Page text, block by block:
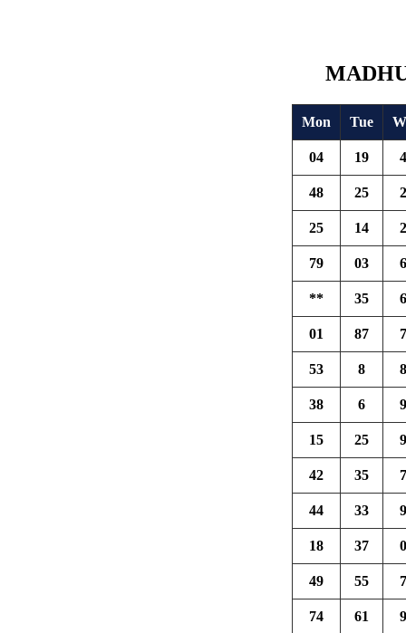
Mon Tue
04 19
48 25
25 14
79 03
** 35
01 87
53 8
38 6
15 25
42 35
44 33
18 37
49 55
74 61